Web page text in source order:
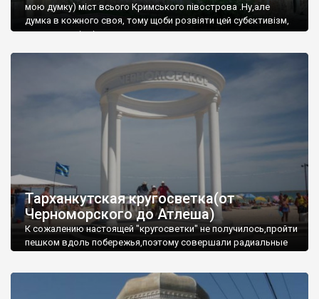
мою думку) міст всього Кримського півострова .Ну,але
думка в кожного своя, тому щоби розвіяти цей субєктивізм,
запрошую відвідати це
Тарханкутская кругосветка(от
Черноморского до Атлеша)
К сожалению настоящей "кругосветки" не получилось,пройти
пешком вдоль побережья,поэтому совершали радиальные